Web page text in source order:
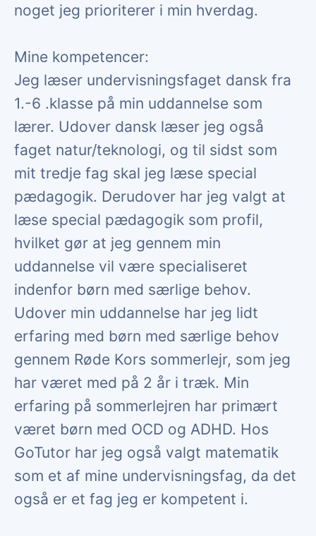
noget jeg prioriterer i min hverdag.
Mine kompetencer:
Jeg læser undervisningsfaget dansk fra
1.-6 .klasse på min uddannelse som
lærer. Udover dansk læser jeg også
faget natur/teknologi, og til sidst som
mit tredje fag skal jeg læse special
pædagogik. Derudover har jeg valgt at
læse special pædagogik som profil,
hvilket gør at jeg gennem min
uddannelse vil være specialiseret
indenfor børn med særlige behov.
Udover min uddannelse har jeg lidt
erfaring med børn med særlige behov
gennem Røde Kors sommerlejr, som jeg
har været med på 2 år i træk. Min
erfaring på sommerlejren har primært
været børn med OCD og ADHD. Hos
GoTutor har jeg også valgt matematik
som et af mine undervisningsfag, da det
også er et fag jeg er kompetent i.